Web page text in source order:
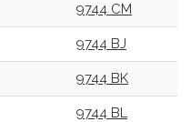
9744 CM
9744 BJ
9744 BK
9744 BL